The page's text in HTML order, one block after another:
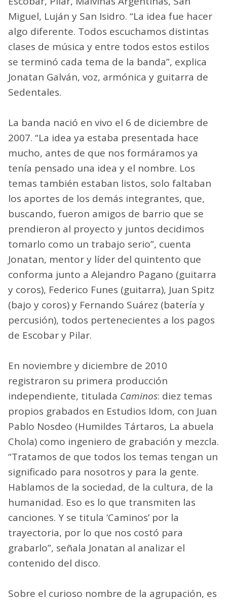
Miguel, Luján y San Isidro. “La idea fue hacer
algo diferente. Todos escuchamos distintas
clases de música y entre todos estos estilos
se terminó cada tema de la banda”, explica
Jonatan Galván, voz, armónica y guitarra de
Sedentales.
La banda nació en vivo el 6 de diciembre de
2007. “La idea ya estaba presentada hace
mucho, antes de que nos formáramos ya
tenía pensado una idea y el nombre. Los
temas también estaban listos, solo faltaban
los aportes de los demás integrantes, que,
buscando, fueron amigos de barrio que se
prendieron al proyecto y juntos decidimos
tomarlo como un trabajo serio”, cuenta
Jonatan, mentor y líder del quintento que
conforma junto a Alejandro Pagano (guitarra
y coros), Federico Funes (guitarra), Juan Spitz
(bajo y coros) y Fernando Suárez (batería y
percusión), todos pertenecientes a los pagos
de Escobar y Pilar.
En noviembre y diciembre de 2010
registraron su primera producción
independiente, titulada Caminos: diez temas
propios grabados en Estudios Idom, con Juan
Pablo Nosdeo (Humildes Tártaros, La abuela
Chola) como ingeniero de grabación y mezcla.
“Tratamos de que todos los temas tengan un
significado para nosotros y para la gente.
Hablamos de la sociedad, de la cultura, de la
humanidad. Eso es lo que transmiten las
canciones. Y se titula ‘Caminos’ por la
trayectoria, por lo que nos costó para
grabarlo”, señala Jonatan al analizar el
contenido del disco.
Sobre el curioso nombre de la agrupación, es